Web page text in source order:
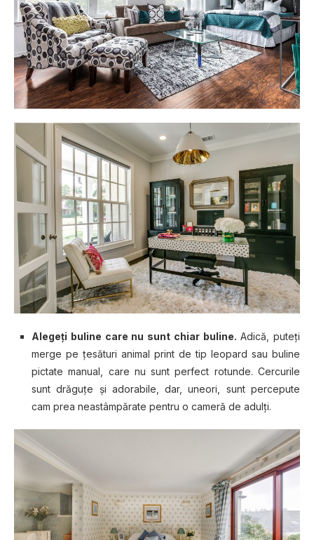
Alegeți buline care nu sunt chiar buline. Adică, puteți
merge pe țesături animal print de tip leopard sau buline
pictate manual, care nu sunt perfect rotunde. Cercurile
sunt drăguțe și adorabile, dar, uneori, sunt percepute
cam prea neastâmpărate pentru o cameră de adulți.